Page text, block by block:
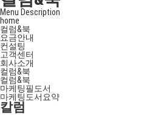
Menu Description
home
컬럼&북
요금안내
컨설팅
고객센터
회사소개
컬럼&북
컬럼&북
마케팅필도서
마케팅도서요약
칼럼